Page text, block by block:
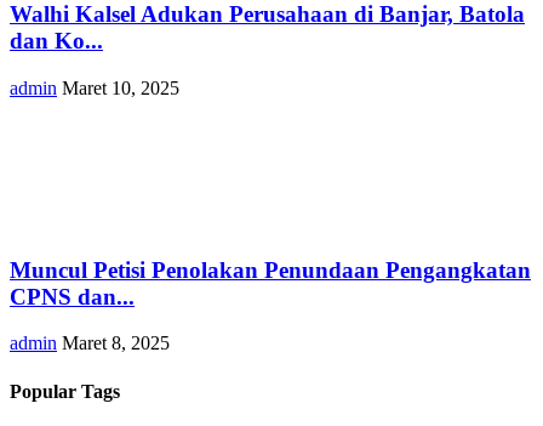
Walhi Kalsel Adukan Perusahaan di Banjar, Batola
dan Ko...
admin Maret 10, 2025
Muncul Petisi Penolakan Penundaan Pengangkatan
CPNS dan...
admin Maret 8, 2025
Popular Tags